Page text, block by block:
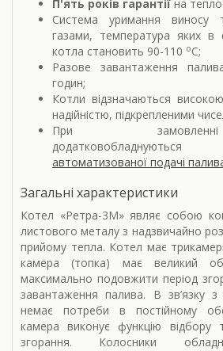
П'ять років гарантії на
Система уримання виносу
газами, температура яких в
котла становить 90-110 оС;
Разове завантаження
годин;
Котли відзначаються
надійністю, підкрепленими
При
автоматизованої подачі
Загальні характеристики
Котел «Ретра-3М» являє собою
листового металу з надзвичайно
прийому тепла. Котел має
камера (топка) має великий
максимально подовжити період
завантаження палива. В зв’язку
немає потреби в постійному
камера виконує функцію відбору
згорання. Колосники